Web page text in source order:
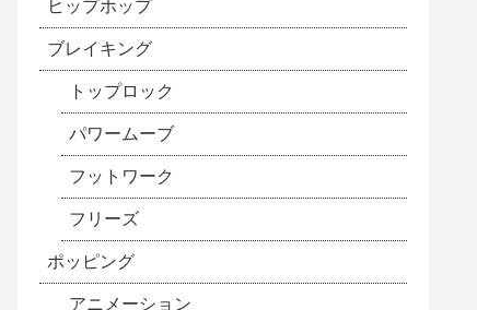
ヒップホップ
ブレイキング
トップロック
パワームーブ
フットワーク
フリーズ
ポッピング
アニメーション